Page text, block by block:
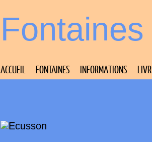
ACCUEIL FONTAINES INFORMATIONS